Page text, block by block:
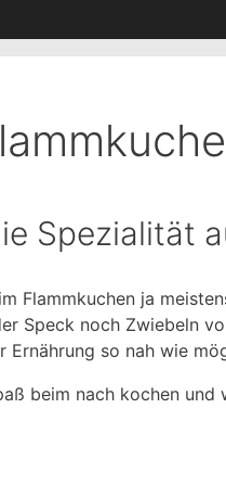
Spezialität
Flammkuchen ja
Speck noch Zwiebeln
so nah wie
beim nach kochen